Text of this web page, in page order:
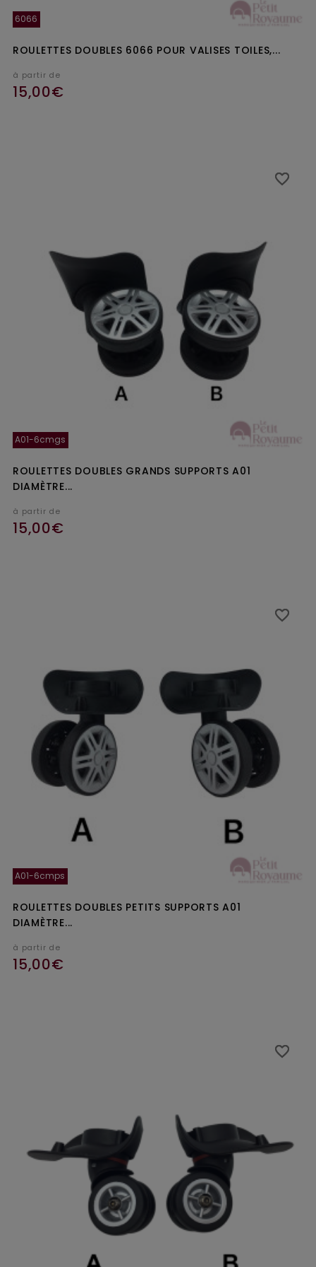
6066
ROULETTES DOUBLES 6066 POUR VALISES TOILES,...
à partir de
15,00€
A01-6cmgs
ROULETTES DOUBLES GRANDS SUPPORTS A01
DIAMÈTRE...
à partir de
15,00€
favorite_border
favorite_border
A01-6cmps
ROULETTES DOUBLES PETITS SUPPORTS A01
DIAMÈTRE...
à partir de
15,00€
favorite_border
favorite_border
favorite_border
favorite_border